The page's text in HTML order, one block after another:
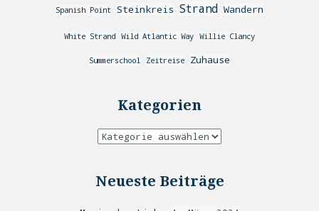
Spanish Point Steinkreis Strand Wandern
White Strand Wild Atlantic Way Willie Clancy
Summerschool Zeitreise Zuhause
Kategorien
Neueste Beiträge